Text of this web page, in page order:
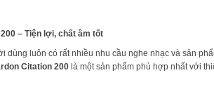
– Tiện lợi, chất âm tốt
dùng luôn có rất nhiều nhu cầu nghe nhạc và sản
Citation 200 là một sản phẩm phù hợp nhất với